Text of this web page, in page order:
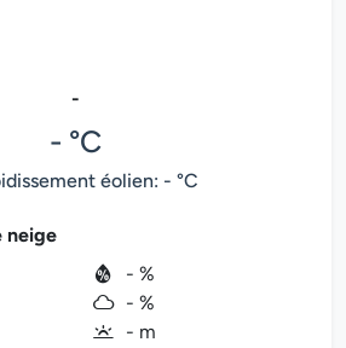
-
- °C
éolien: - °C
neige
- %
- %
- m